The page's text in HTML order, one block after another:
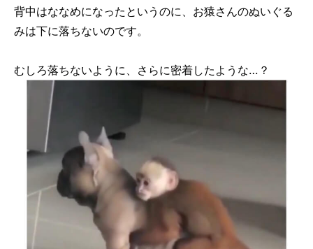
背中はななめになったというのに、お猿さんのぬいぐる
みは下に落ちないのです。
むしろ落ちないように、さらに密着したような…？